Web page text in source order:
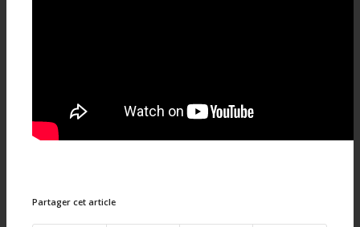
Partager cet article